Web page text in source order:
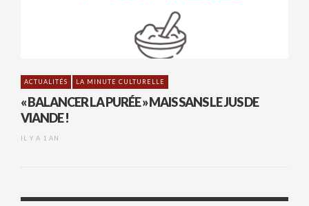
ACTUALITÉS LA MINUTE CULTURELLE
« BALANCER LA PURÉE » MAIS SANS LE JUS DE
VIANDE !
IL Y A 1 AN